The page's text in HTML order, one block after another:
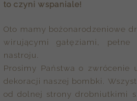
to czyni wspaniale!
Oto mamy bożonarodzeniowe
wirującymi gałęziami,
nastroju.
Prosimy Państwa o zwrócenie
dekoracji naszej bombki.
od dolnej strony drobniutkimi